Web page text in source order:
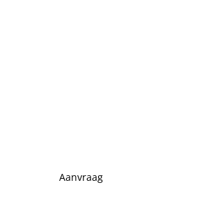
Aanvraag